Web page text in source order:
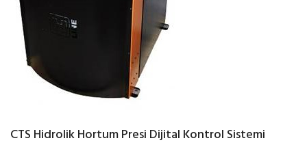
CTS Hidrolik Hortum Presi Dijital Kontrol Sistemi